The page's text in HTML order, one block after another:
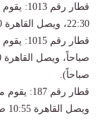
22:30، ويصل القاهرة 04:00 صباحاً.
صباحاً).
ويصل القاهرة 10:55 صباحاً.